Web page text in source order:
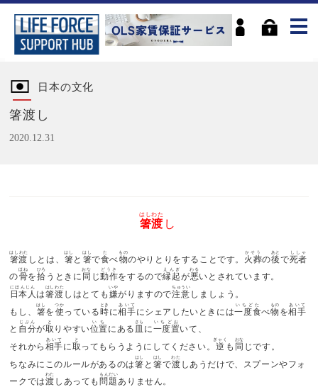
日本の文化
箸渡し
2020.12.31
箸渡
はしわた
し
箸渡
はしわた
しとは、 箸
はし
と 箸
はし
で食
た
べ物
もの
のやりとりをすることです。 火葬
かそう
の後
あと
で死者
ししゃ
の骨
ほね
を拾
ひろ
うときに 同
おな
じ動作
どうさ
をするので縁起
えんぎ
が悪
わる
いとされています。
日本人
にほんじん
は箸渡
はしわた
しはとても 嫌
いや
がりますので注意
ちゅうい
しましょう。
もし、 箸
はし
を 使
つか
っている時
とき
に相手
あいて
にシェアしたいときには一度食
いちどた
べ物
もの
を相手
あいて
と 自分
じぶん
が取
と
りやすい位置
いち
にある 皿
さら
に一度置
いちどお
いて、
それから 相手
あいて
に取
と
ってもらうようにしてください。 逆
ぎゃく
も 同
おな
じです。
ちなみにこのルールがあるのは箸
はし
と 箸
はし
で渡
わた
しあうだけで、スプーンやフォ
ークでは渡
わた
しあっても 問題
もんだい
ありません。